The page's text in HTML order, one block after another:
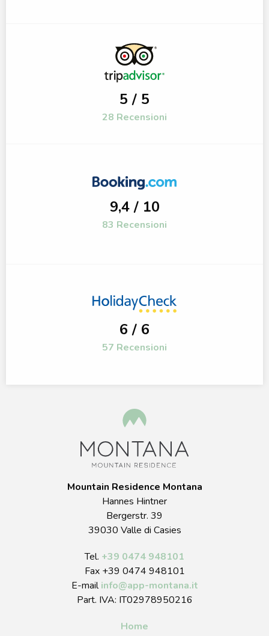
5 / 5
28 Recensioni
9,4 / 10
83 Recensioni
6 / 6
57 Recensioni
Mountain Residence Montana
Hannes Hintner
Bergerstr. 39
39030 Valle di Casies
Tel. +39 0474 948101
Fax +39 0474 948101
E-mailinfo@app-montana.it
Part. IVA: IT02978950216
Home